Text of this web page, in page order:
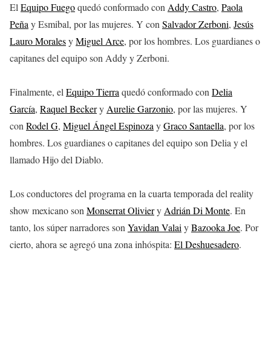
ElEquipo Fuegoquedó conformado conAddy Castro, Paola
Peñay Esmibal, por las mujeres. Y conSalvador Zerboni, Jesús
Lauro MoralesyMiguel Arce, por los hombres. Los guardianes o
capitanes del equipo son Addy y Zerboni.
Finalmente, elEquipo Tierraquedó conformado conDelia
García, Raquel BeckeryAurelie Garzonio, por las mujeres. Y
conRodel G, Miguel Ángel EspinozayGraco Santaella, por los
hombres. Los guardianes o capitanes del equipo son Delia y el
llamado Hijo del Diablo.
Los conductores del programa en la cuarta temporada del reality
show mexicano sonMonserrat OlivieryAdrián Di Monte. En
tanto, los súper narradores sonYavidan ValaiyBazooka Joe. Por
cierto, ahora se agregó una zona inhóspita: El Deshuesadero.